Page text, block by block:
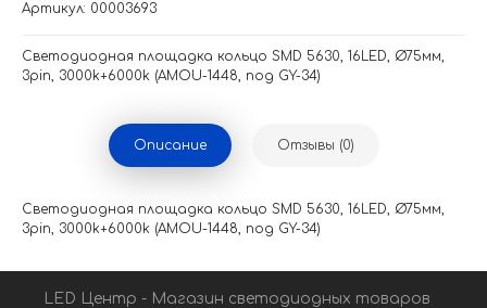
Артикул: 00003693
Светодиодная площадка кольцо SMD 5630, 16LED, Ø75мм,
3pin, 3000k+6000k (AMOU-1448, под GY-34)
Описание Отзывы (0)
Светодиодная площадка кольцо SMD 5630, 16LED, Ø75мм,
3pin, 3000k+6000k (AMOU-1448, под GY-34)
LED Центр - Магазин светодиодных товаров